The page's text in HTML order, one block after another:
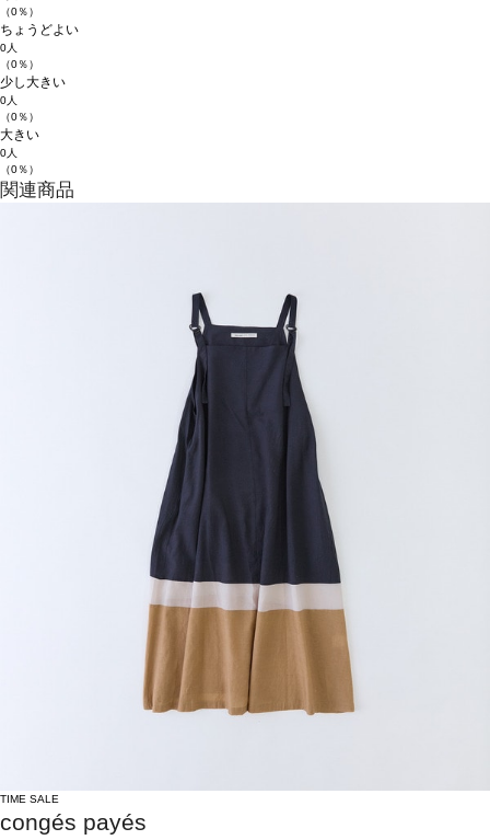
（0％）
ちょうどよい
0人
（0％）
少し大きい
0人
（0％）
大きい
0人
（0％）
関連商品
TIME SALE
congés payés